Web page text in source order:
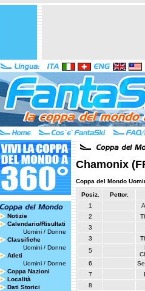
Notizie
Calendario/Risultati
Uomini / Donne
Classifiche
Uomini / Donne
Atleti
Uomini / Donne
Coppa Nazioni
Località
Dati Storici
Chamonix
Coppa del Mondo
Posiz. Pettor.
1
2
3
3
5
6
7
8